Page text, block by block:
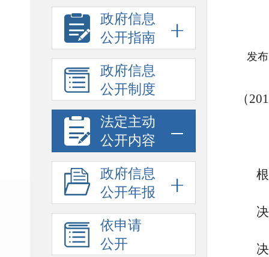
政府信息
公开指南
政府信息
公开制度
法定主动
公开内容
政府信息
公开年报
依申请
公开
发
（